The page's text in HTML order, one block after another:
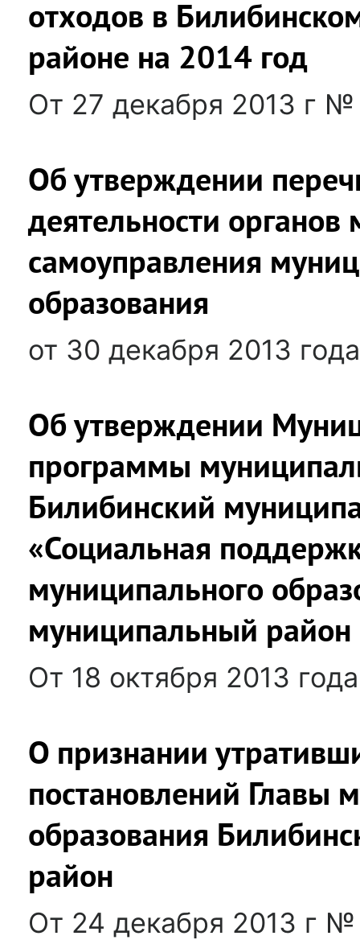
отходов в
районе на 2014 год
От 27 декабря 2013 г №
Об утверждении
деятельности органов
самоуправления
образования
от 30 декабря 2013
Об утверждении
программы
Билибинский
«Социальная
муниципального
муниципальный
От 18 октября 2013
О признании
постановлений Главы
образования
район
От 24 декабря 2013 г №